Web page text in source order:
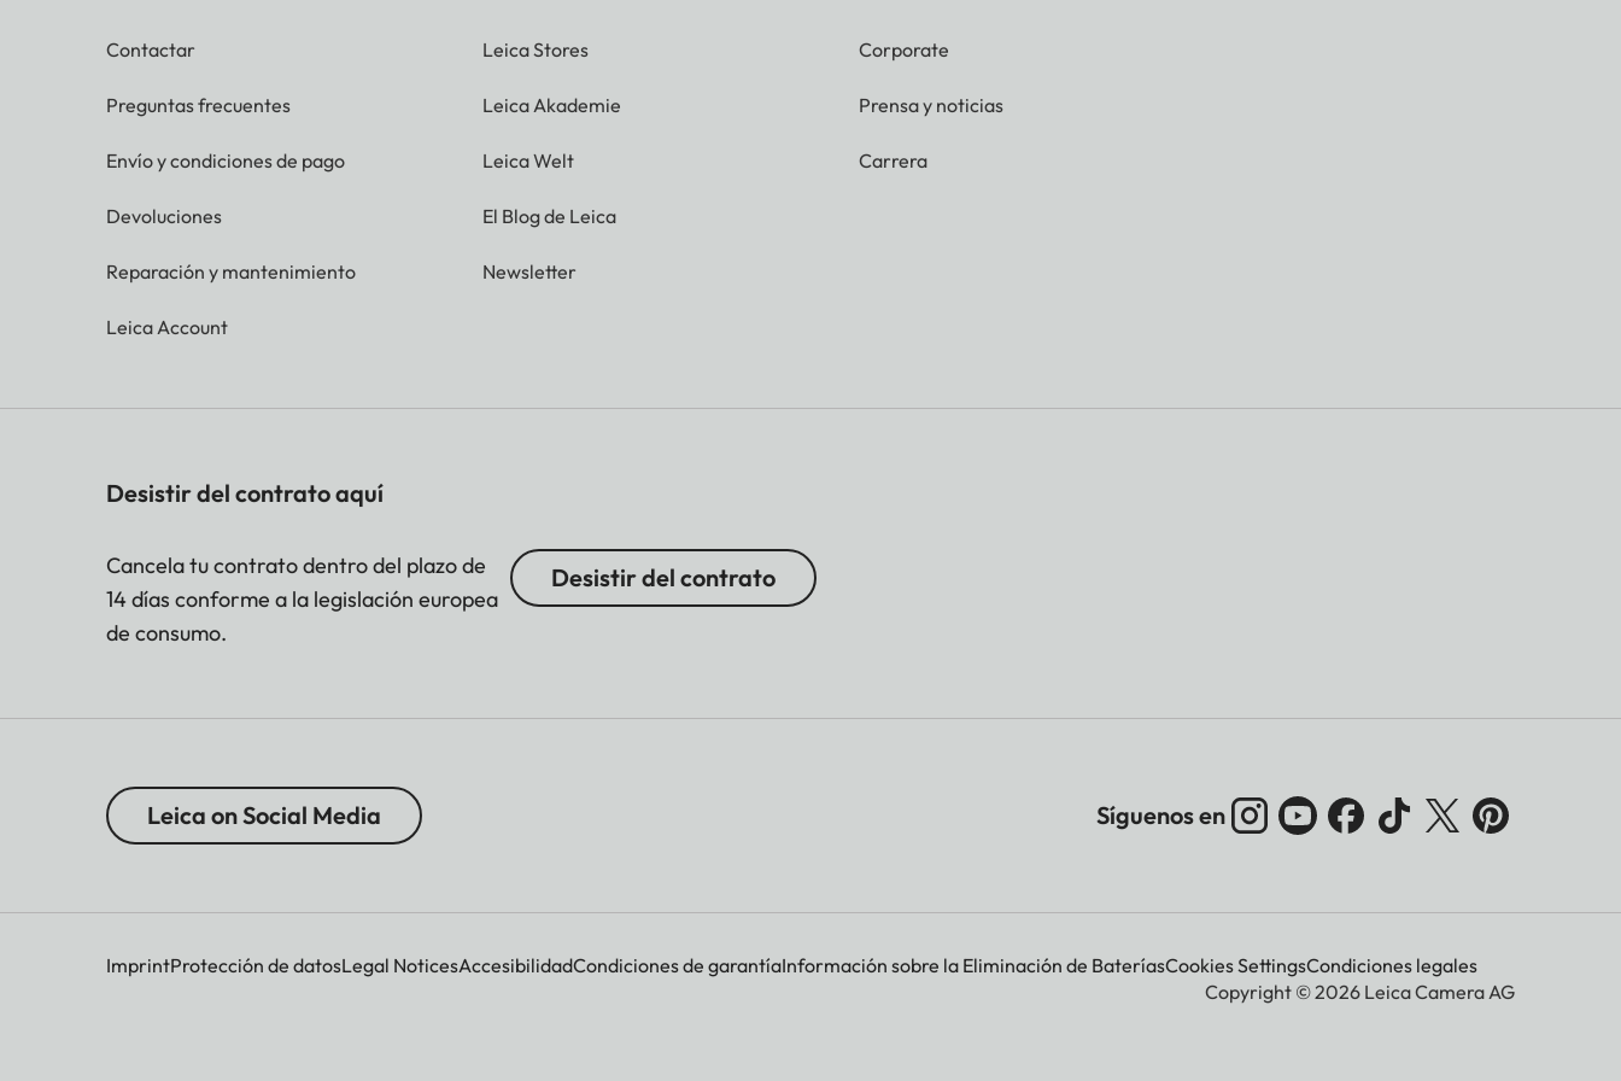
Contactar
Preguntas frecuentes
Envío y condiciones de pago
Devoluciones
Reparación y mantenimiento
Leica Account
Leica Stores
Leica Akademie
Leica Welt
El Blog de Leica
Newsletter
Corporate
Prensa y noticias
Carrera
Desistir del contrato aquí
Cancela tu contrato dentro del plazo de
14 días conforme a la legislación europea
de consumo.
Desistir del contrato
Leica on Social Media Síguenos en
ImprintProtección de datosLegal NoticesAccesibilidadCondiciones de garantíaInformación sobre la Eliminación de BateríasCookies SettingsCondiciones legales
Copyright © 2026 Leica Camera AG